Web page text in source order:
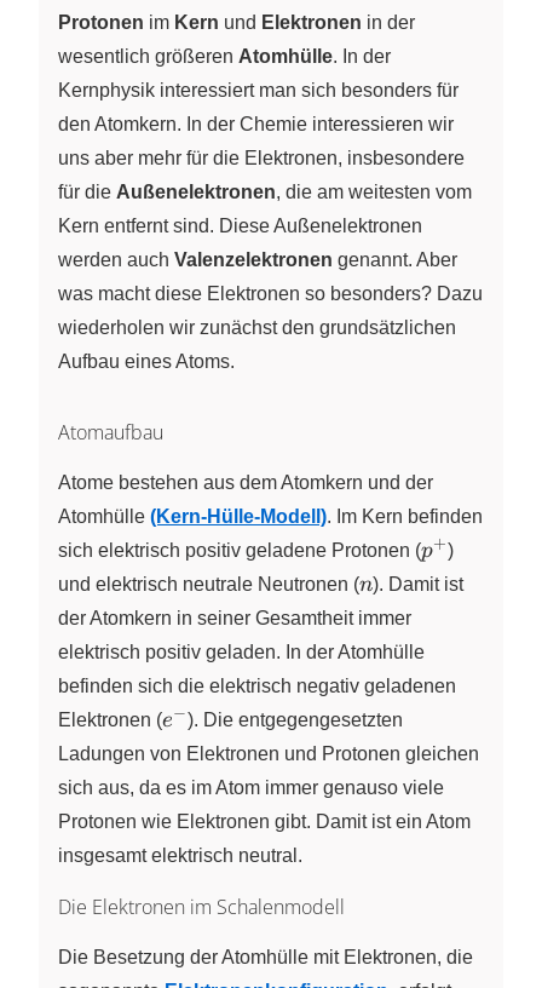
Protonen im Kern und Elektronen in der
wesentlich größeren Atomhülle. In der
Kernphysik interessiert man sich besonders für
den Atomkern. In der Chemie interessieren wir
uns aber mehr für die Elektronen, insbesondere
für die Außenelektronen, die am weitesten vom
Kern entfernt sind. Diese Außenelektronen
werden auch Valenzelektronen genannt. Aber
was macht diese Elektronen so besonders? Dazu
wiederholen wir zunächst den grundsätzlichen
Aufbau eines Atoms.
Atomaufbau
Atome bestehen aus dem Atomkern und der
Atomhülle (Kern-Hülle-Modell). Im Kern befinden
sich elektrisch positiv geladene Protonen (p^+
p+)
und elektrisch neutrale Neutronen (n
n). Damit ist
der Atomkern in seiner Gesamtheit immer
elektrisch positiv geladen. In der Atomhülle
befinden sich die elektrisch negativ geladenen
Elektronen (e^-
e−). Die entgegengesetzten
Ladungen von Elektronen und Protonen gleichen
sich aus, da es im Atom immer genauso viele
Protonen wie Elektronen gibt. Damit ist ein Atom
insgesamt elektrisch neutral.
Die Elektronen im Schalenmodell
Die Besetzung der Atomhülle mit Elektronen, die